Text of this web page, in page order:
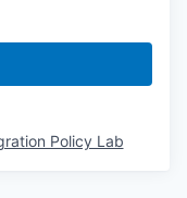
Policy Lab